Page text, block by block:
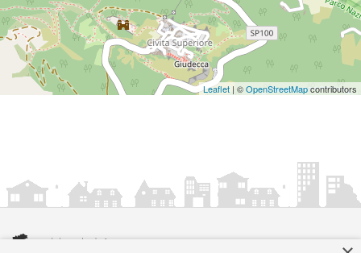
Leaflet | ©OpenStreetMapcontributors